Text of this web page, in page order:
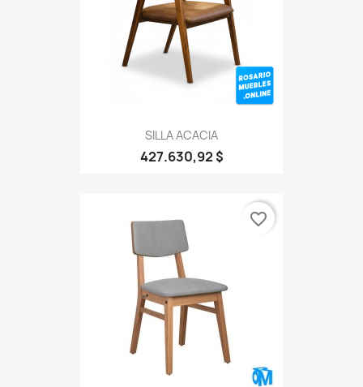
SILLA ACACIA
427.630,92 $
favorite_border